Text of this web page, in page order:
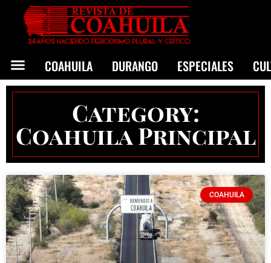
COAHUILA DURANGO ESPECIALES
Category:
Coahuila Principal
COAHUILA